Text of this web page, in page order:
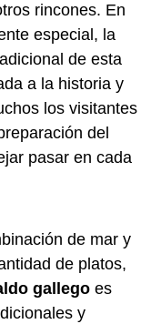
rincones. En
especial, la
de esta
a la historia y
los visitantes
del
pasar en cada
de mar y
de platos,
gallego es
y